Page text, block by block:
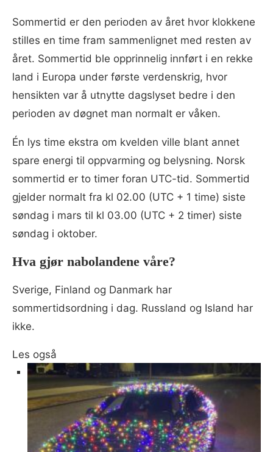
Sommertid er den perioden av året hvor klokkene
stilles en time fram sammenlignet med resten av
året. Sommertid ble opprinnelig innført i en rekke
land i Europa under første verdenskrig, hvor
hensikten var å utnytte dagslyset bedre i den
perioden av døgnet man normalt er våken.
Én lys time ekstra om kvelden ville blant annet
spare energi til oppvarming og belysning. Norsk
sommertid er to timer foran UTC-tid. Sommertid
gjelder normalt fra kl 02.00 (UTC + 1 time) siste
søndag i mars til kl 03.00 (UTC + 2 timer) siste
søndag i oktober.
Hva gjør nabolandene våre?
Sverige, Finland og Danmark har
sommertidsordning i dag. Russland og Island har
ikke.
Les også